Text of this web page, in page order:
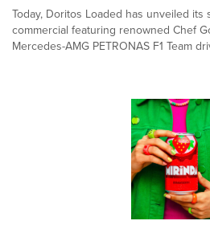
Today, Doritos Loaded has unveiled its
commercial featuring renowned Chef
Mercedes-AMG PETRONAS F1 Team